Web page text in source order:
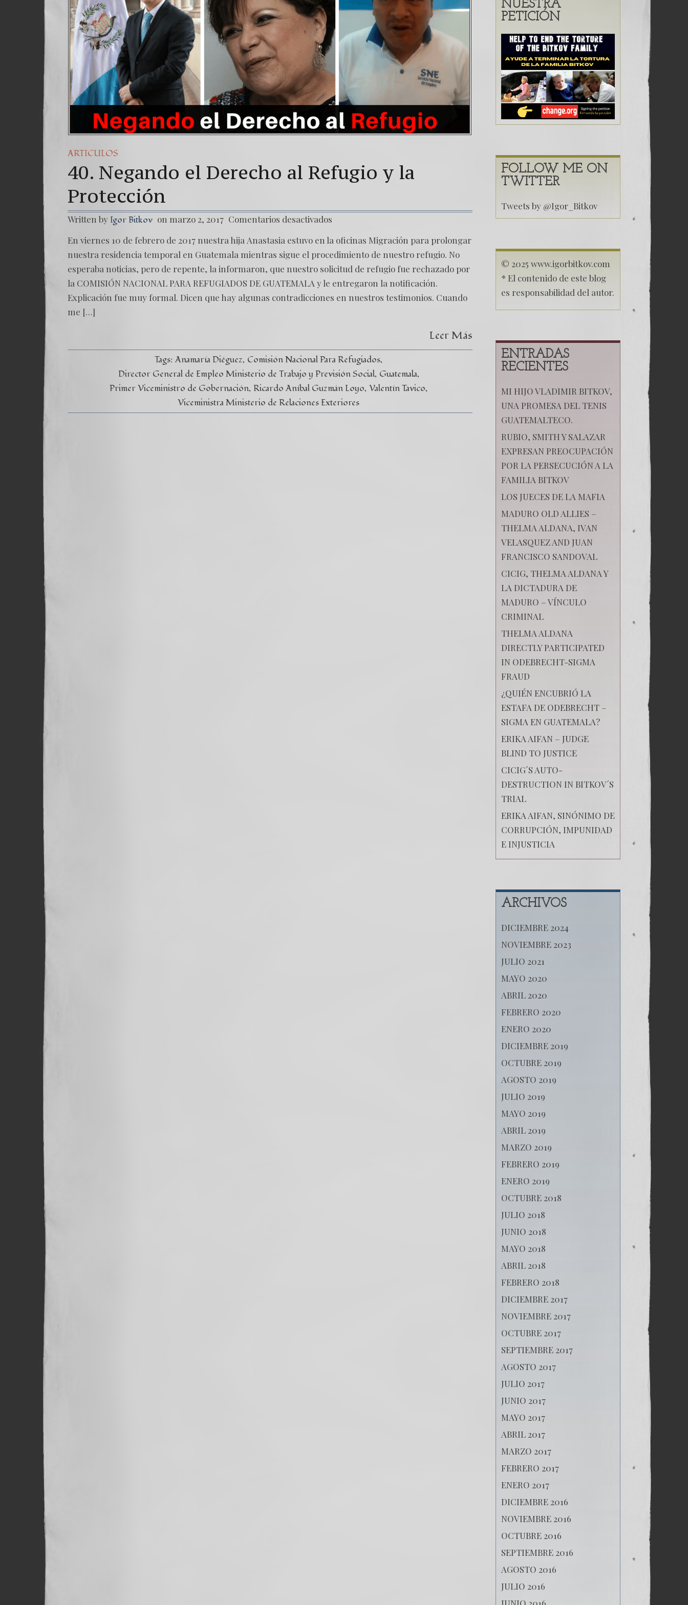
Una señal de tiempos peligrosos – Caso Bitkov por Paul Goble
7. NUESTRA LUCHA CONTRA DICTADURA MÁS CORRUPTA DEL MUNDO (Primera Parte)
ARTICULOS
40. Negando el Derecho al Refugio y la
Protección
Written by Igor Bitkov on marzo 2, 2017 Comentarios desactivados en
Derecho
Refugio
Protección
En viernes 10 de febrero de 2017 nuestra hija Anastasia estuvo en la oficinas Migración para prolongar
nuestra residencia temporal en Guatemala mientras sigue el procedimiento de nuestro refugio. No
esperaba noticias, pero de repente, la informaron, que nuestro solicitud de refugio fue rechazado por
la COMISIÓN NACIONAL PARA REFUGIADOS DE GUATEMALA y le entregaron la notificación.
Explicación fue muy formal. Dicen que hay algunas contradicciones en nuestros testimonios. Cuando
me […]
Leer Más
Tags: Anamaría Diéguez Comisión Nacional Para Refugiados
Director General de Empleo Ministerio de Trabajo y Previsión Social Guatemala
Primer Viceministro de Gobernación Ricardo Aníbal Guzmán Loyo Valentín Tavico
Viceministra Ministerio de Relaciones Exteriores
NUESTRA
PETICIÓN
FOLLOW ME ON
TWITTER
Tweets by @Igor_Bitkov
© 2025 www.igorbitkov.com
* El contenido de este blog
es responsabilidad del autor.
ENTRADAS
RECIENTES
MI HIJO VLADIMIR BITKOV,
UNA PROMESA DEL TENIS
GUATEMALTECO.
RUBIO, SMITH Y SALAZAR
EXPRESAN PREOCUPACIÓN
POR LA PERSECUCIÓN A LA
FAMILIA BITKOV
LOS JUECES DE LA MAFIA
MADURO OLD ALLIES –
THELMA ALDANA, IVAN
VELASQUEZ AND JUAN
FRANCISCO SANDOVAL
CICIG, THELMA ALDANA Y
LA DICTADURA DE
MADURO – VÍNCULO
CRIMINAL
THELMA ALDANA
DIRECTLY PARTICIPATED
IN ODEBRECHT-SIGMA
FRAUD
¿QUIÉN ENCUBRIÓ LA
ESTAFA DE ODEBRECHT –
SIGMA EN GUATEMALA?
ERIKA AIFAN – JUDGE
BLIND TO JUSTICE
CICIG´S AUTO-
DESTRUCTION IN BITKOV´S
TRIAL
ERIKA AIFAN, SINÓNIMO DE
CORRUPCIÓN, IMPUNIDAD
E INJUSTICIA
ARCHIVOS
DICIEMBRE 2024
NOVIEMBRE 2023
JULIO 2021
MAYO 2020
ABRIL 2020
FEBRERO 2020
ENERO 2020
DICIEMBRE 2019
OCTUBRE 2019
AGOSTO 2019
JULIO 2019
MAYO 2019
ABRIL 2019
MARZO 2019
FEBRERO 2019
ENERO 2019
OCTUBRE 2018
JULIO 2018
JUNIO 2018
MAYO 2018
ABRIL 2018
FEBRERO 2018
DICIEMBRE 2017
NOVIEMBRE 2017
OCTUBRE 2017
SEPTIEMBRE 2017
AGOSTO 2017
JULIO 2017
JUNIO 2017
MAYO 2017
ABRIL 2017
MARZO 2017
FEBRERO 2017
ENERO 2017
DICIEMBRE 2016
NOVIEMBRE 2016
OCTUBRE 2016
SEPTIEMBRE 2016
AGOSTO 2016
JULIO 2016